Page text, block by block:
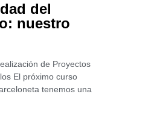
del
nuestro
de Proyectos
El próximo curso
tenemos una